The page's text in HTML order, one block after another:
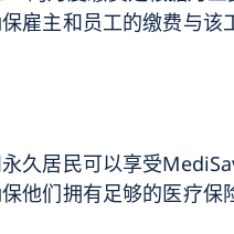
雇主和员工的缴费与
久居民可以享受
他们拥有足够的医疗保